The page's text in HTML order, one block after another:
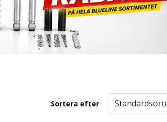
Sortera efter